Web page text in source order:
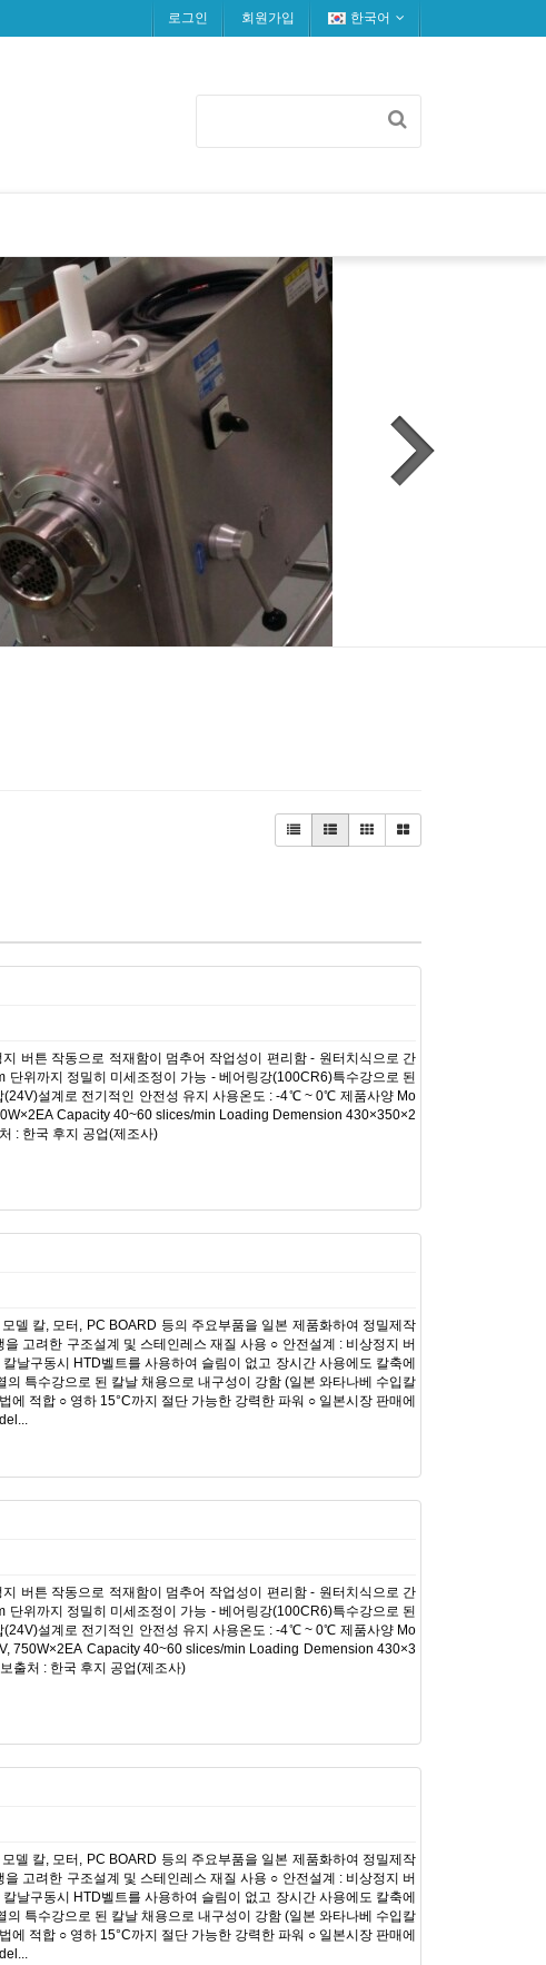
로그인 회원가입 한국어
버튼 작동으로 적재함이 멈추어 작업성이 편리함 - 원터치식으로 간
위까지 정밀히 미세조정이 가능 - 베어링강(100CR6)특수강으로 된
설계로 전기적인 안전성 유지 사용온도 : -4℃ ~ 0℃ 제품사양 Mo
Capacity 40~60 slices/min Loading Demension 430×350×2
: 한국 후지 공업(제조사)
델 칼, 모터, PC BOARD 등의 주요부품을 일본 제품화하여 정밀제작
고려한 구조설계 및 스테인레스 재질 사용 ○ 안전설계 : 비상정지 버
구동시 HTD벨트를 사용하여 슬림이 없고 장시간 사용에도 칼축에
특수강으로 된 칼날 채용으로 내구성이 강함 (일본 와타나베 수입칼
적합 ○ 영하 15°C까지 절단 가능한 강력한 파워 ○ 일본시장 판매에
버튼 작동으로 적재함이 멈추어 작업성이 편리함 - 원터치식으로 간
위까지 정밀히 미세조정이 가능 - 베어링강(100CR6)특수강으로 된
설계로 전기적인 안전성 유지 사용온도 : -4℃ ~ 0℃ 제품사양 Mo
750W×2EA Capacity 40~60 slices/min Loading Demension 430×3
출처 : 한국 후지 공업(제조사)
델 칼, 모터, PC BOARD 등의 주요부품을 일본 제품화하여 정밀제작
고려한 구조설계 및 스테인레스 재질 사용 ○ 안전설계 : 비상정지 버
구동시 HTD벨트를 사용하여 슬림이 없고 장시간 사용에도 칼축에
특수강으로 된 칼날 채용으로 내구성이 강함 (일본 와타나베 수입칼
적합 ○ 영하 15°C까지 절단 가능한 강력한 파워 ○ 일본시장 판매에